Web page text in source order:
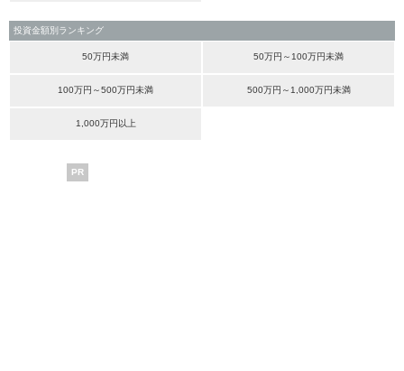
投資金額別ランキング
50万円未満 50万円～100万円未満
100万円～500万円未満 500万円～1,000万円未満
1,000万円以上
PR